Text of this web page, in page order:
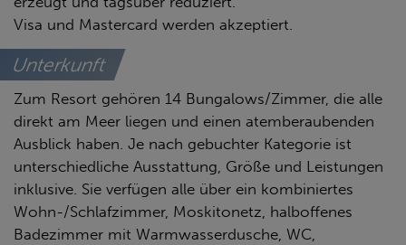
Visa und Mastercard werden akzeptiert.
Unterkunft
Zum Resort gehören 14 Bungalows/Zimmer, die alle
direkt am Meer liegen und einen atemberaubenden
Ausblick haben. Je nach gebuchter Kategorie ist
unterschiedliche Ausstattung, Größe und Leistungen
inklusive. Sie verfügen alle über ein kombiniertes
Wohn-/Schlafzimmer, Moskitonetz, halboffenes
Badezimmer mit Warmwasserdusche, WC,